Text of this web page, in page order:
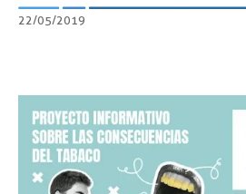
22/05/2019